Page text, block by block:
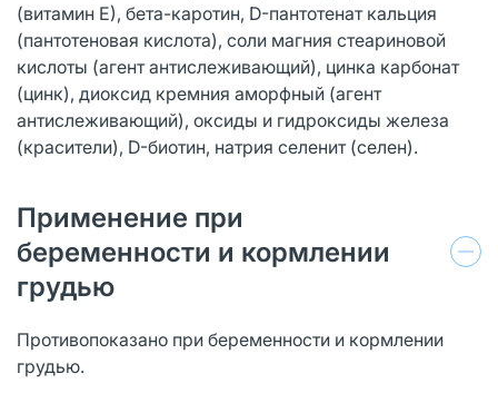
(витамин Е), бета-каротин, D-пантотенат кальция
(пантотеновая кислота), соли магния стеариновой
кислоты (агент антислеживающий), цинка карбонат
(цинк), диоксид кремния аморфный (агент
антислеживающий), оксиды и гидроксиды железа
(красители), D-биотин, натрия селенит (селен).
Применение при
беременности и кормлении
грудью
Противопоказано при беременности и кормлении
грудью.